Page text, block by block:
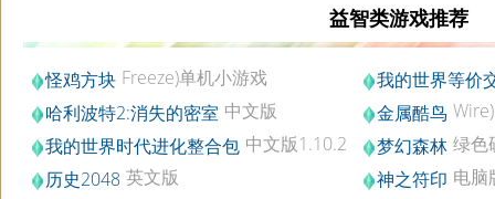
益智类游戏推荐
怪鸡方块 Freeze)单机小游戏
我的世界等价
合包 1.10.2中文
哈利波特2:消失的密室 中文版 金属酷鸟
我的世界时代进化整合包 中文版1.10.2 梦幻森林 绿色
历史2048 英文版 神之符印 电脑